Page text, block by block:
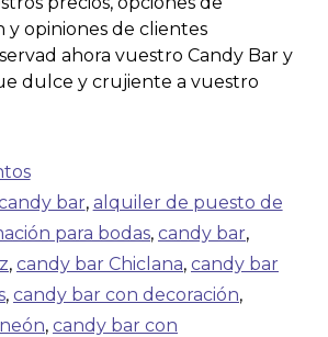
y opiniones de clientes
ahora vuestro Candy Bar y
dulce y crujiente a vuestro
bar, alquiler de puesto de
para bodas, candy bar,
, candy bar Chiclana, candy bar
, candy bar con decoración,
, candy bar con